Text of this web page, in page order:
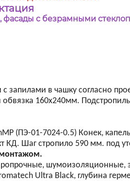
фасады с безрамными
запилами в чашку согласно
160х240мм.
(ПЭ-01-7024-0.5) Конек,
КД. Шаг стропило 590 мм. под
монтажом.
шумоизоляционные,
Ultra Black, глубина